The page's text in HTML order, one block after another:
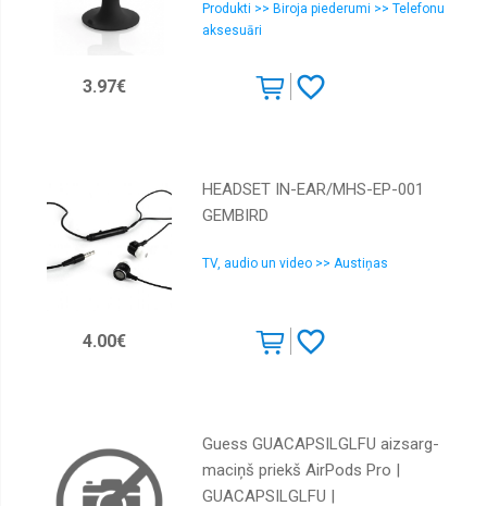
Produkti >> Biroja piederumi >> Telefonu
aksesuāri
3.97€
HEADSET IN-EAR/MHS-EP-001
GEMBIRD
TV, audio un video >> Austiņas
4.00€
Guess GUACAPSILGLFU aizsarg-
maciņš priekš AirPods Pro |
GUACAPSILGLFU |